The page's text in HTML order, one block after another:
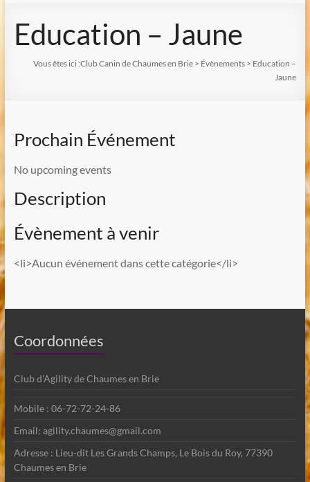
Education – Jaune
Vous êtes ici :Club Canin de Chaumes en Brie > Évènements > Education –
Jaune
Prochain Événement
No upcoming events
Description
Évènement à venir
<li>Aucun événement dans cette catégorie</li>
Coordonnées
Club d'Agility de Chaumes en Brie
Mobile : 06-72-72-24-86
Email: agility.chaumes@gmail.com
Adresse : Lieu-dit Les Grands Champs, Le Bois du Roy, 77390
Chaumes en Brie